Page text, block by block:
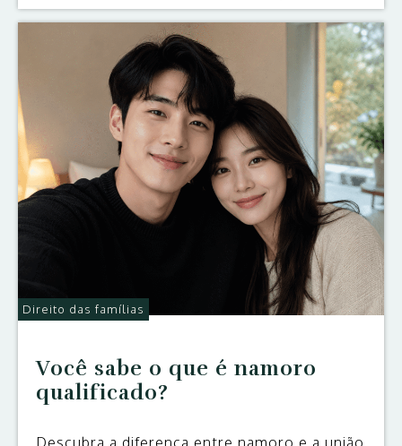
Direito das famílias
Você sabe o que é namoro
qualificado?
Descubra a diferença entre namoro e a união